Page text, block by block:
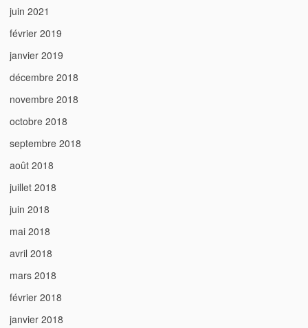
juin 2021
février 2019
janvier 2019
décembre 2018
novembre 2018
octobre 2018
septembre 2018
août 2018
juillet 2018
juin 2018
mai 2018
avril 2018
mars 2018
février 2018
janvier 2018